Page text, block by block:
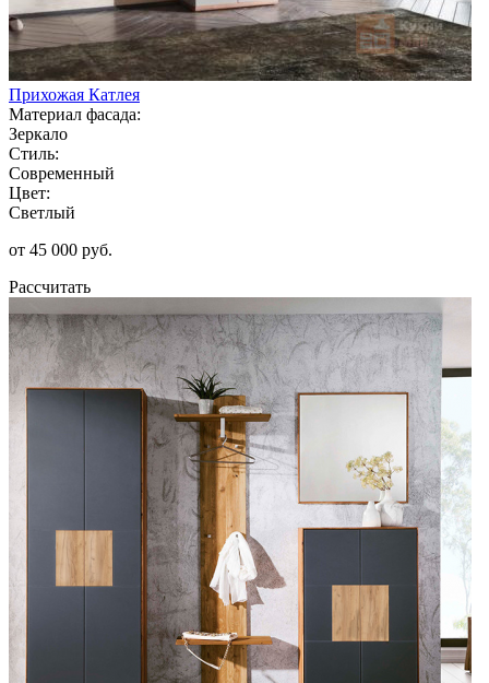
Прихожая Катлея
Материал фасада:
Зеркало
Стиль:
Современный
Цвет:
Светлый
от 45 000 руб.
Рассчитать